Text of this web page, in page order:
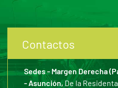
Contactos
Sedes - Margen Derecha
- Asunción,De la